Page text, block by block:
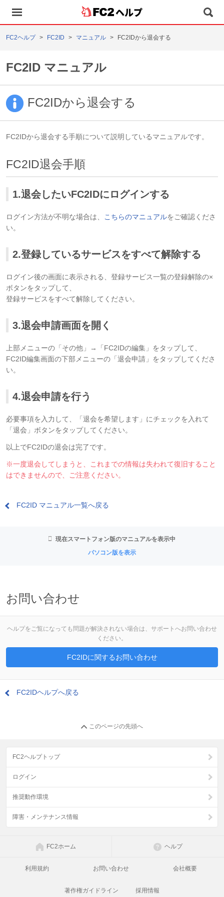
ヘルプ
FC2ヘルプ FC2ID マニュアル FC2IDから退会する
FC2ID マニュアル
FC2IDから退会する
FC2IDから退会する手順について説明しているマニュアルです。
FC2ID退会手順
1.退会したいFC2IDにログインする
ログイン方法が不明な場合は、 こちらのマニュアルをご確認くださ
い。
2.登録しているサービスをすべて解除する
ログイン後の画面に表示される、登録サービス一覧の登録解除の×
ボタンをタップして、
登録サービスをすべて解除してください。
3.退会申請画面を開く
上部メニューの「その他」→「FC2IDの編集」をタップして、
FC2ID編集画面の下部メニューの「退会申請」をタップしてくださ
い。
4.退会申請を行う
必要事項を入力して、「退会を希望します」にチェックを入れて
「退会」ボタンをタップしてください。
以上でFC2IDの退会は完了です。
※一度退会してしまうと、これまでの情報は失われて復旧すること
はできませんので、ご注意ください。
FC2ID マニュアル一覧へ戻る
現在スマートフォン版のマニュアルを表示中
パソコン版を表示
お問い合わせ
ヘルプをご覧になっても問題が解決されない場合は、サポートへお問い合わせ
ください。
FC2IDに関するお問い合わせ
FC2IDヘルプへ戻る
このページの先頭へ
FC2ヘルプトップ
ログイン
推奨動作環境
障害・メンテナンス情報
FC2ホーム ヘルプ
利用規約 お問い合わせ 会社概要
著作権ガイドライン 採用情報